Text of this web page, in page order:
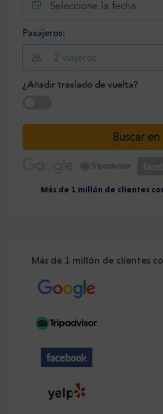
Seleccione la fecha
Pasajeros:
2 viajeros
¿Añadir traslado de vuelta?
Buscar en
Más de 1 millón de clientes
Más de 1 millón de clientes